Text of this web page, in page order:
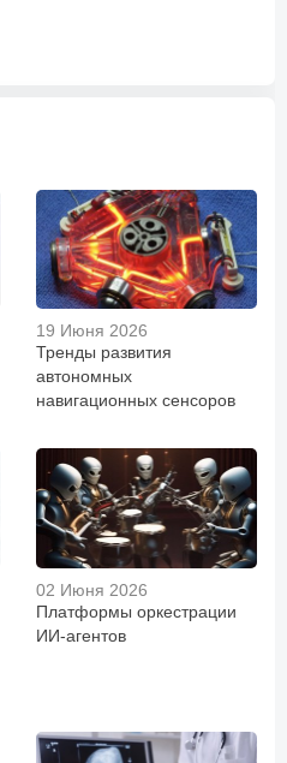
19 Июня 2026
Тренды развития
автономных
навигационных сенсоров
02 Июня 2026
Платформы оркестрации
ИИ-агентов